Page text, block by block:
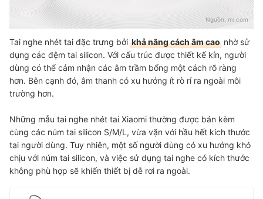
Nguồn: mi.com
Tai nghe nhét tai đặc trưng bởi khả năng cách âm cao nhờ sử
dụng các đệm tai silicon. Với cấu trúc được thiết kế kín, người
dùng có thể cảm nhận các âm trầm bổng một cách rõ ràng
hơn. Bên cạnh đó, âm thanh có xu hướng ít rò rỉ ra ngoài môi
trường hơn.
Những mẫu tai nghe nhét tai Xiaomi thường được bán kèm
cùng các núm tai silicon S/M/L, vừa vặn với hầu hết kích thước
tai người dùng. Tuy nhiên, một số người dùng có xu hướng khó
chịu với núm tai silicon, và việc sử dụng tai nghe có kích thước
không phù hợp sẽ khiến thiết bị dễ rơi ra ngoài.